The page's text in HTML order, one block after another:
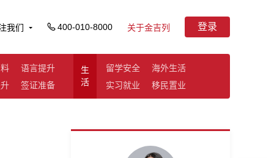
我们 400-010-8000 关于金吉列 登录
语言提升
签证准备
生
活
留学安全
海外生活
实习就业
移民置业